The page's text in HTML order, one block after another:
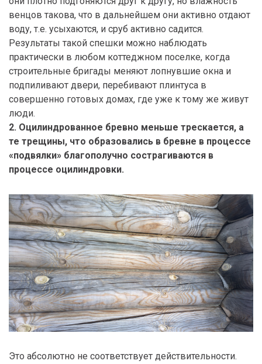
венцов такова, что в дальнейшем они активно отдают
воду, т.е. усыхаются, и сруб активно садится.
Результаты такой спешки можно наблюдать
практически в любом коттеджном поселке, когда
строительные бригады меняют лопнувшие окна и
подпиливают двери, перебивают плинтуса в
совершенно готовых домах, где уже к тому же живут
люди.
2. Оцилиндрованное бревно меньше трескается, а
те трещины, что образовались в бревне в процессе
«подвялки» благополучно сострагиваются в
процессе оцилиндровки.
Это абсолютно не соответствует действительности.